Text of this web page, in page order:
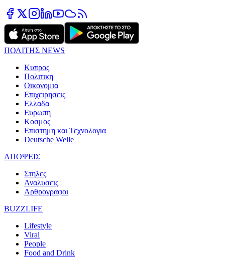
ΠΟΛΙΤΗΣ NEWS
Κυπρος
Πολιτικη
Οικονομια
Επιχειρησεις
Ελλαδα
Ευρωπη
Κοσμος
Επιστημη και Τεχνολογια
Deutsche Welle
ΑΠΟΨΕΙΣ
Στηλες
Αναλυσεις
Αρθρογραφοι
BUZZLIFE
Lifestyle
Viral
People
Food and Drink